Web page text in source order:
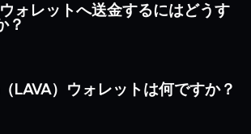
ォレットへ送金するにはどうす
？
LAVA）ウォレットは何ですか？